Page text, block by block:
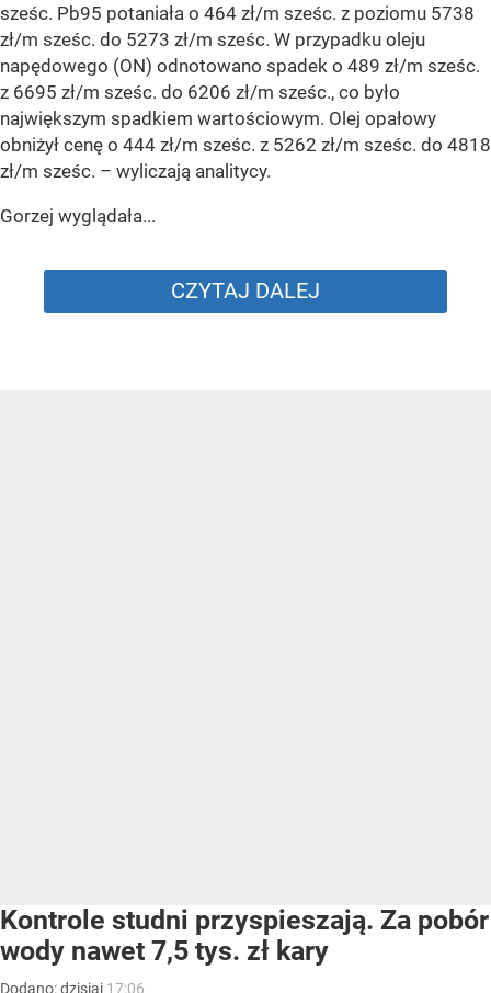
sześc. Pb95 potaniała o 464 zł/m sześc. z poziomu 5738
zł/m sześc. do 5273 zł/m sześc. W przypadku oleju
napędowego (ON) odnotowano spadek o 489 zł/m sześc.
z 6695 zł/m sześc. do 6206 zł/m sześc., co było
największym spadkiem wartościowym. Olej opałowy
obniżył cenę o 444 zł/m sześc. z 5262 zł/m sześc. do 4818
zł/m sześc. – wyliczają analitycy.
Gorzej wyglądała...
CZYTAJ DALEJ
Kontrole studni przyspieszają. Za pobór
wody nawet 7,5 tys. zł kary
Dodano:dzisiaj 17:06